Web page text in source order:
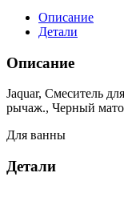
Описание
Детали
Описание
Jaquar, Смеситель
рычаж., Черный
Для ванны
Детали